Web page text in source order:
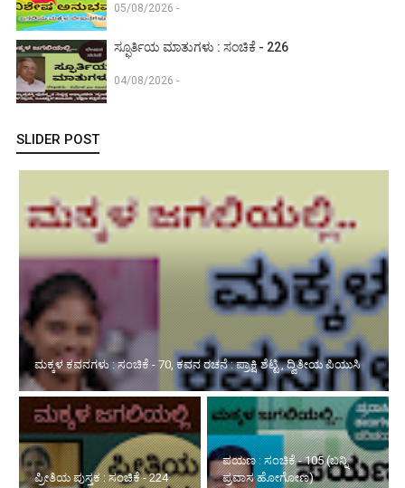
05/08/2026 -
ಸ್ಫೂರ್ತಿಯ ಮಾತುಗಳು : ಸಂಚಿಕೆ - 226
04/08/2026 -
SLIDER POST
ಪ್ರೀತಿಯ ಪುಸ್ತಕ : ಸಂಚಿಕೆ - 224
ಪಯಣ : ಸಂಚಿಕೆ - 105 (ಬನ್ನಿ
ಪ್ರವಾಸ ಹೋಗೋಣ)
ಮಕ್ಕಳಿಗಾಗಿ ವಿಜ್ಞಾನ : ಸಂಚಿಕೆ -
134